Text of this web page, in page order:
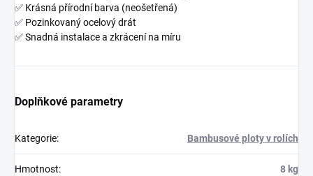
✅ Krásná přírodní barva (neošetřená)
✅ Pozinkovaný ocelový drát
✅ Snadná instalace a zkrácení na míru
Doplňkové parametry
Kategorie: Bambusové ploty v rolích
Hmotnost: 8 kg